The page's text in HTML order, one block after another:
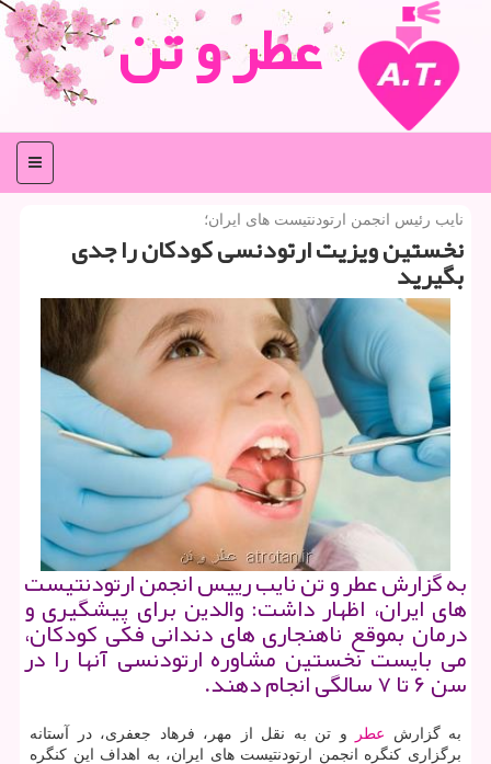
عطر و تن
منو
نایب رئیس انجمن ارتودنتیست های ایران؛
نخستین ویزیت ارتودنسی كودكان را جدی
بگیرید
به گزارش عطر و تن نایب رییس انجمن ارتودنتیست
های ایران، اظهار داشت: والدین برای پیشگیری و
درمان بموقع ناهنجاری های دندانی فكی كودكان،
می بایست نخستین مشاوره ارتودنسی آنها را در
سن ۶ تا ۷ سالگی انجام دهند.
به گزارش عطر
و تن به نقل از مهر، فرهاد جعفری، در آستانه
برگزاری كنگره انجمن ارتودنتیست های ایران، به اهداف این كنگره